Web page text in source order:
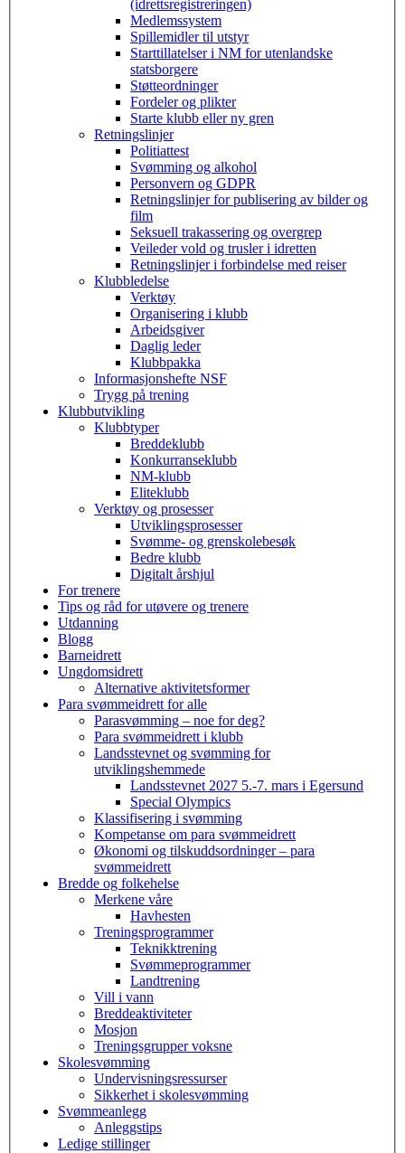
(idrettsregistreringen)
Medlemssystem
Spillemidler til utstyr
Starttillatelser i NM for utenlandske
statsborgere
Støtteordninger
Fordeler og plikter
Starte klubb eller ny gren
Retningslinjer
Politiattest
Svømming og alkohol
Personvern og GDPR
Retningslinjer for publisering av bilder og
film
Seksuell trakassering og overgrep
Veileder vold og trusler i idretten
Retningslinjer i forbindelse med reiser
Klubbledelse
Verktøy
Organisering i klubb
Arbeidsgiver
Daglig leder
Klubbpakka
Informasjonshefte NSF
Trygg på trening
Klubbutvikling
Klubbtyper
Breddeklubb
Konkurranseklubb
NM-klubb
Eliteklubb
Verktøy og prosesser
Utviklingsprosesser
Svømme- og grenskolebesøk
Bedre klubb
Digitalt årshjul
For trenere
Tips og råd for utøvere og trenere
Utdanning
Blogg
Barneidrett
Ungdomsidrett
Alternative aktivitetsformer
Para svømmeidrett for alle
Parasvømming – noe for deg?
Para svømmeidrett i klubb
Landsstevnet og svømming for
utviklingshemmede
Landsstevnet 2027 5.-7. mars i Egersund
Special Olympics
Klassifisering i svømming
Kompetanse om para svømmeidrett
Økonomi og tilskuddsordninger – para
svømmeidrett
Bredde og folkehelse
Merkene våre
Havhesten
Treningsprogrammer
Teknikktrening
Svømmeprogrammer
Landtrening
Vill i vann
Breddeaktiviteter
Mosjon
Treningsgrupper voksne
Skolesvømming
Undervisningsressurser
Sikkerhet i skolesvømming
Svømmeanlegg
Anleggstips
Ledige stillinger